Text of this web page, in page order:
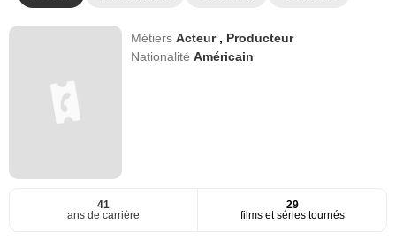
MétiersActeur , Producteur
NationalitéAméricain
41
ans de carrière
29
films et séries tournés